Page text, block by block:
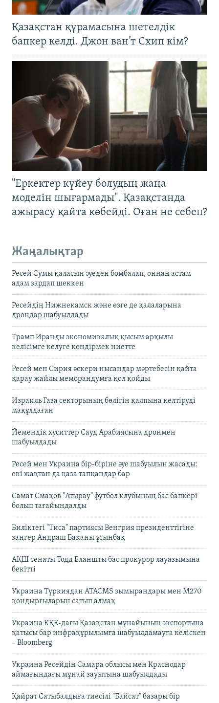
Қазақстан құрамасына шетелдік
бапкер келді. Джон ван’т Схип кім?
"Еркектер күйеу болудың жаңа
моделін шығармады". Қазақстанда
ажырасу қайта көбейді. Оған не себеп?
Жаңалықтар
Ресей Сумы қаласын әуеден бомбалап, оннан астам
адам зардап шеккен
Ресейдің Нижнекамск және өзге де қалаларына
дрондар шабуылдады
Трамп Иранды экономикалық қысым арқылы
келісімге келуге көндірмек ниетте
Ресей мен Сирия әскери нысандар мәртебесін қайта
қарау жайлы меморандумға қол қойды
Израиль Газа секторының бөлігін қалпына келтіруді
мақұлдаған
Йемендік хуситтер Сауд Арабиясына дронмен
шабуылдады
Ресей мен Украина бір-біріне әуе шабуылын жасады:
екі жақтан да қаза тапқандар бар
Самат Смақов "Атырау" футбол клубының бас бапкері
болып тағайындалды
Биліктегі "Тиса" партиясы Венгрия президенттігіне
заңгер Андраш Баканы ұсынбақ
АҚШ сенаты Тодд Бланшты бас прокурор лауазымына
бекітті
Украина Түркиядан ATACMS зымырандары мен M270
қондырғыларын сатып алмақ
Украина КҚК-дағы Қазақстан мұнайының экспортына
қатысы бар инфрақұрылымға шабуылдамауға келіскен
– Bloomberg
Украина Ресейдің Самара облысы мен Краснодар
аймағындағы мұнай зауытына шабуылдады
Қайрат Сатыбалдыға тиесілі "Байсат" базары бір